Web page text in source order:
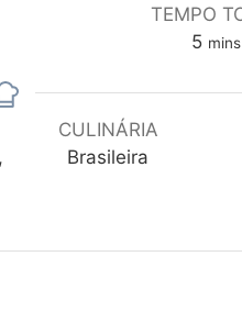
TEMPO
5 mins
CULINÁRIA
Brasileira